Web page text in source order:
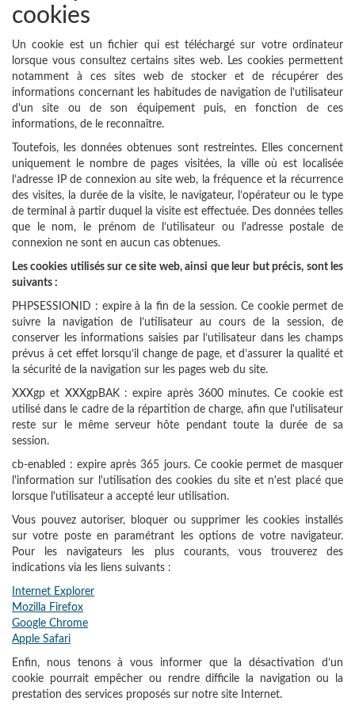
cookies
Un cookie est un fichier qui est téléchargé sur votre ordinateur
lorsque vous consultez certains sites web. Les cookies permettent
notamment à ces sites web de stocker et de récupérer des
informations concernant les habitudes de navigation de l’utilisateur
d'un site ou de son équipement puis, en fonction de ces
informations, de le reconnaître.
Toutefois, les données obtenues sont restreintes. Elles concernent
uniquement le nombre de pages visitées, la ville où est localisée
l’adresse IP de connexion au site web, la fréquence et la récurrence
des visites, la durée de la visite, le navigateur, l’opérateur ou le type
de terminal à partir duquel la visite est effectuée. Des données telles
que le nom, le prénom de l’utilisateur ou l'adresse postale de
connexion ne sont en aucun cas obtenues.
Les cookies utilisés sur ce site web, ainsi que leur but précis, sont les
suivants :
PHPSESSIONID : expire à la fin de la session. Ce cookie permet de
suivre la navigation de l’utilisateur au cours de la session, de
conserver les informations saisies par l’utilisateur dans les champs
prévus à cet effet lorsqu’il change de page, et d’assurer la qualité et
la sécurité de la navigation sur les pages web du site.
XXXgp et XXXgpBAK : expire après 3600 minutes. Ce cookie est
utilisé dans le cadre de la répartition de charge, afin que l'utilisateur
reste sur le même serveur hôte pendant toute la durée de sa
session.
cb-enabled : expire après 365 jours. Ce cookie permet de masquer
l'information sur l'utilisation des cookies du site et n'est placé que
lorsque l'utilisateur a accepté leur utilisation.
Vous pouvez autoriser, bloquer ou supprimer les cookies installés
sur votre poste en paramétrant les options de votre navigateur.
Pour les navigateurs les plus courants, vous trouverez des
indications via les liens suivants :
Internet Explorer
Mozilla Firefox
Google Chrome
Apple Safari
Enfin, nous tenons à vous informer que la désactivation d’un
cookie pourrait empêcher ou rendre difficile la navigation ou la
prestation des services proposés sur notre site Internet.